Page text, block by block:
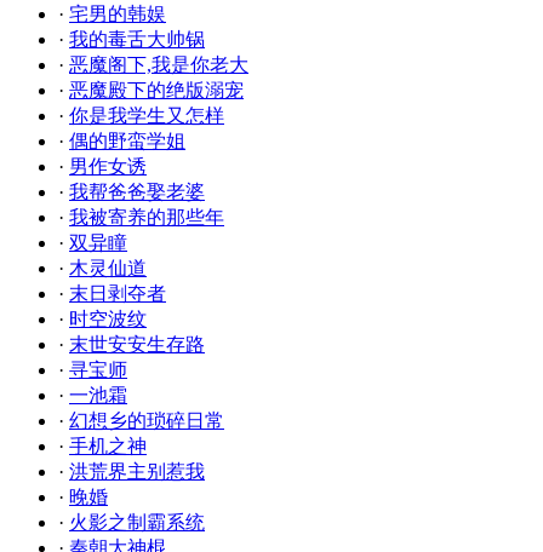
· 宅男的韩娱
· 我的毒舌大帅锅
· 恶魔阁下,我是你老大
· 恶魔殿下的绝版溺宠
· 你是我学生又怎样
· 偶的野蛮学姐
· 男作女诱
· 我帮爸爸娶老婆
· 我被寄养的那些年
· 双异瞳
· 木灵仙道
· 末日剥夺者
· 时空波纹
· 末世安安生存路
· 寻宝师
· 一池霜
· 幻想乡的琐碎日常
· 手机之神
· 洪荒界主别惹我
· 晚婚
· 火影之制霸系统
· 秦朝大神棍